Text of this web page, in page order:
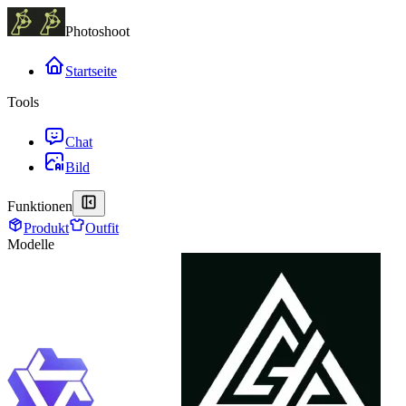
Photoshoot
Startseite
Tools
Chat
Bild
Funktionen
Produkt
Outfit
Modelle